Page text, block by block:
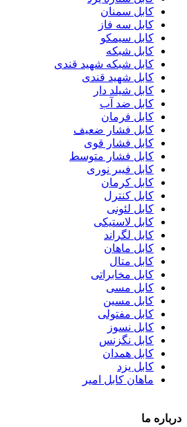
کابل سمنان
کابل سه فاز
کابل سیمکو
کابل شبکه
کابل شبکه شهید قندی
کابل شهید قندی
کابل شیلد دار
کابل ضد آب
کابل فرمان
کابل فشار ضعیف
کابل فشار قوی
کابل فشار متوسط
کابل فیبر نوری
کابل کرمان
کابل کنترل
کابل لئونی
کابل لاستیکی
کابل لگراند
کابل ماهان
کابل متال
کابل مخابراتی
کابل مسی
کابل مسین
کابل مفتولی
کابل نسوز
کابل نگزنس
کابل همدان
کابل یزد
ماهان کابل امیر
درباره ما